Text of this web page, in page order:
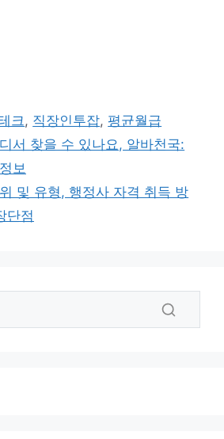
크, 직장인투잡, 평균월급
서 찾을 수 있나요, 알바천국:
보
및 유형, 행정사 자격 취득 방
단점